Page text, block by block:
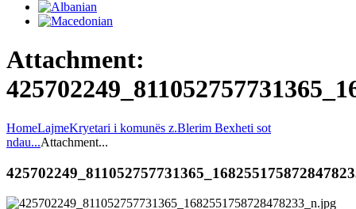
Attachment:
HomeLajmeKryetari i komunës z.Blerim Bexheti sot
ndau...Attachment...